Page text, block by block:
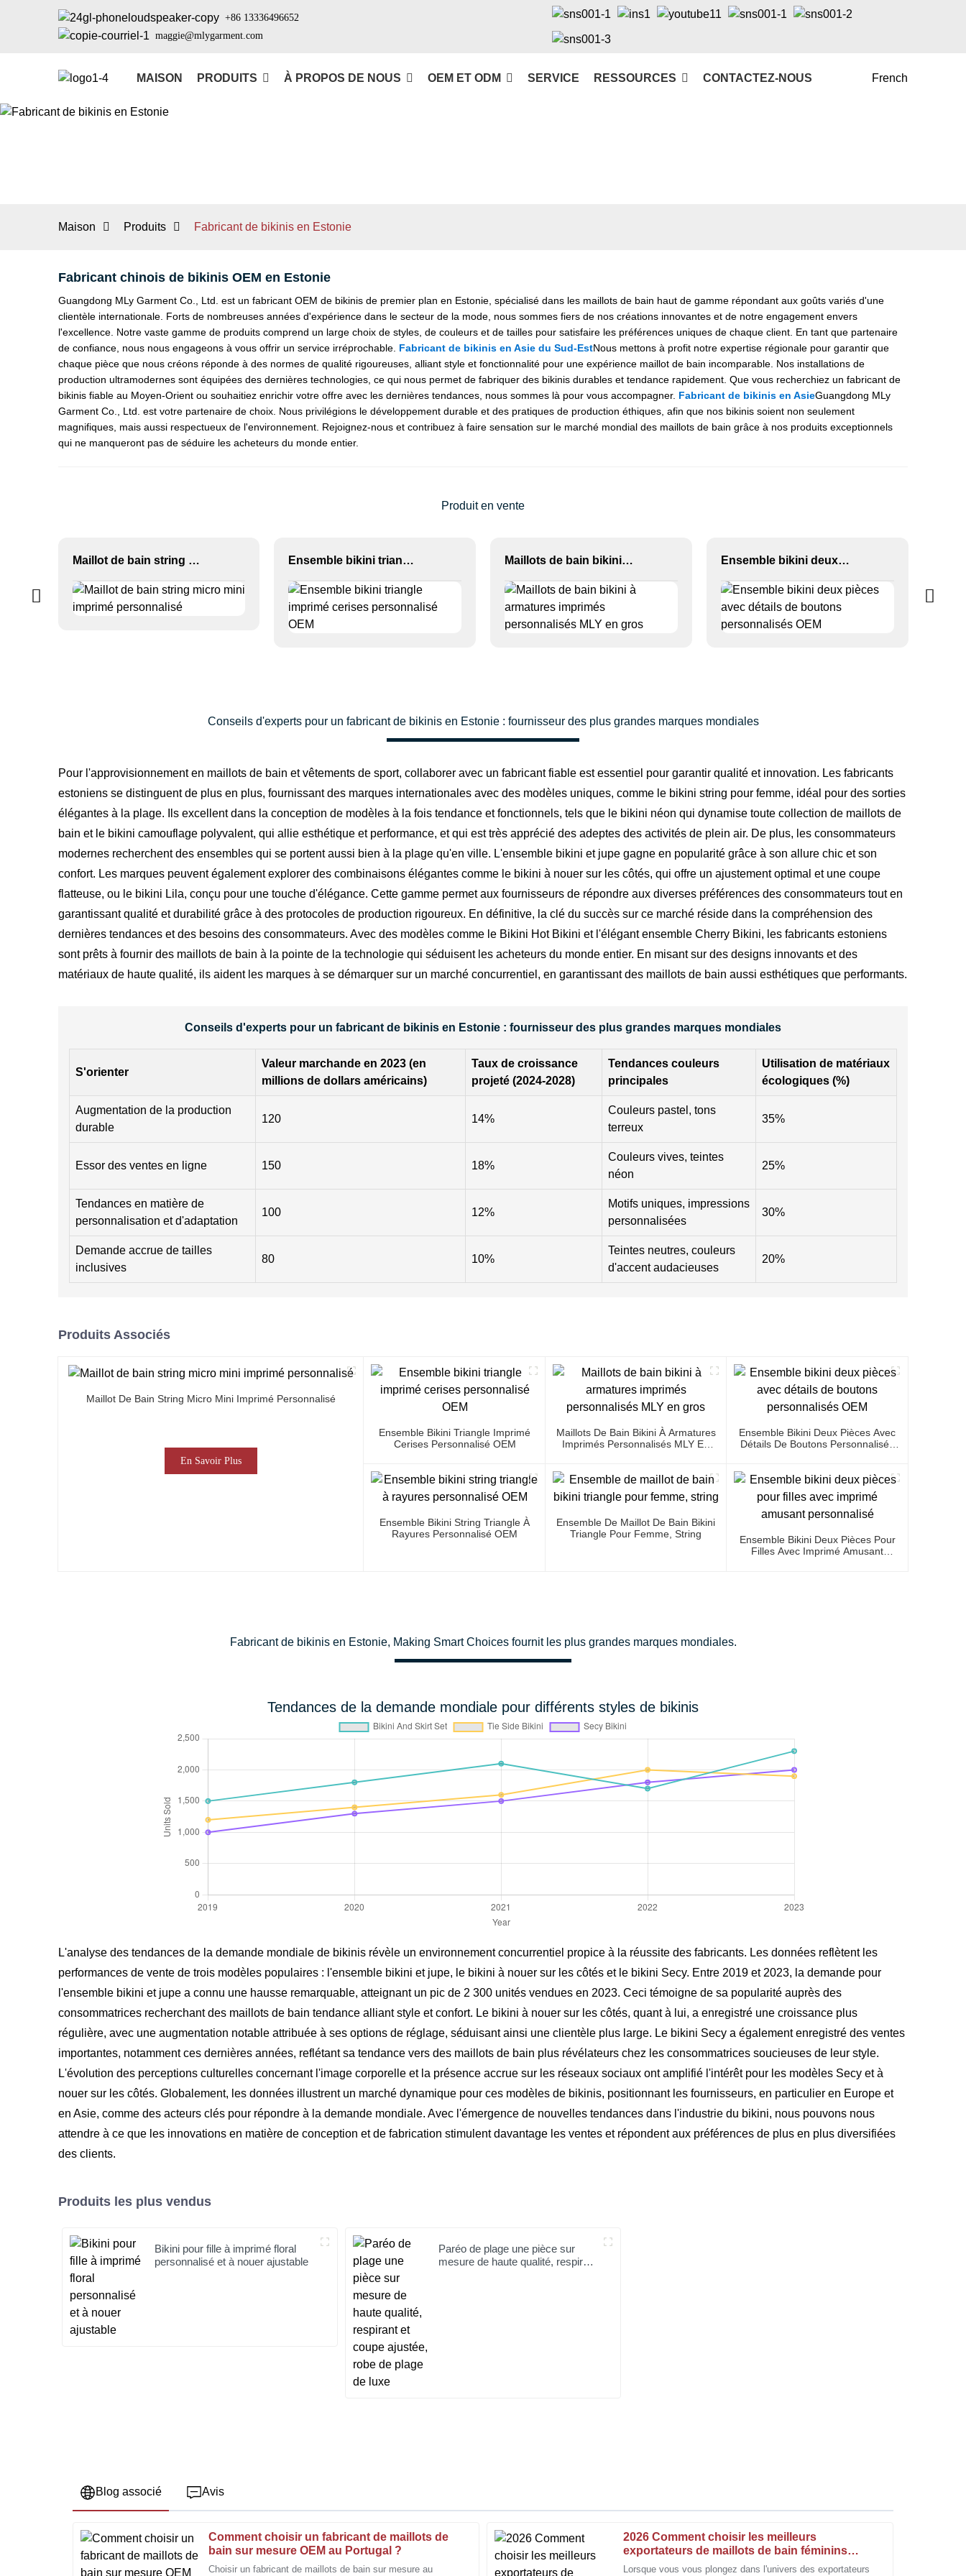
+86 13336496652
maggie@mlygarment.com
MAISON PRODUITS À PROPOS DE NOUS OEM ET ODM SERVICE RESSOURCES CONTACTEZ-NOUS French
Maison Produits Fabricant de bikinis en Estonie
Fabricant chinois de bikinis OEM en Estonie
Guangdong MLy Garment Co., Ltd. est un fabricant OEM de bikinis de premier plan en Estonie, spécialisé dans les maillots de bain haut de gamme répondant aux goûts variés d'une
clientèle internationale. Forts de nombreuses années d'expérience dans le secteur de la mode, nous sommes fiers de nos créations innovantes et de notre engagement envers
l'excellence. Notre vaste gamme de produits comprend un large choix de styles, de couleurs et de tailles pour satisfaire les préférences uniques de chaque client. En tant que partenaire
de confiance, nous nous engageons à vous offrir un service irréprochable. Fabricant de bikinis en Asie du Sud-EstNous mettons à profit notre expertise régionale pour garantir que
chaque pièce que nous créons réponde à des normes de qualité rigoureuses, alliant style et fonctionnalité pour une expérience maillot de bain incomparable. Nos installations de
production ultramodernes sont équipées des dernières technologies, ce qui nous permet de fabriquer des bikinis durables et tendance rapidement. Que vous recherchiez un fabricant de
bikinis fiable au Moyen-Orient ou souhaitiez enrichir votre offre avec les dernières tendances, nous sommes là pour vous accompagner. Fabricant de bikinis en AsieGuangdong MLy
Garment Co., Ltd. est votre partenaire de choix. Nous privilégions le développement durable et des pratiques de production éthiques, afin que nos bikinis soient non seulement
magnifiques, mais aussi respectueux de l'environnement. Rejoignez-nous et contribuez à faire sensation sur le marché mondial des maillots de bain grâce à nos produits exceptionnels
qui ne manqueront pas de séduire les acheteurs du monde entier.
Produit en vente
Maillot de bain string micro mini imprimé personnalisé Ensemble bikini triangle imprimé cerises personnalisé OEM Maillots de bain bikini à armatures imprimés personnalisés MLY en gros Ensemble bikini deux pièces avec détails de boutons personnalisés OEM
Conseils d'experts pour un fabricant de bikinis en Estonie : fournisseur des plus grandes marques mondiales
Pour l'approvisionnement en maillots de bain et vêtements de sport, collaborer avec un fabricant fiable est essentiel pour garantir qualité et innovation. Les fabricants
estoniens se distinguent de plus en plus, fournissant des marques internationales avec des modèles uniques, comme le bikini string pour femme, idéal pour des sorties
élégantes à la plage. Ils excellent dans la conception de modèles à la fois tendance et fonctionnels, tels que le bikini néon qui dynamise toute collection de maillots de
bain et le bikini camouflage polyvalent, qui allie esthétique et performance, et qui est très apprécié des adeptes des activités de plein air. De plus, les consommateurs
modernes recherchent des ensembles qui se portent aussi bien à la plage qu'en ville. L'ensemble bikini et jupe gagne en popularité grâce à son allure chic et son
confort. Les marques peuvent également explorer des combinaisons élégantes comme le bikini à nouer sur les côtés, qui offre un ajustement optimal et une coupe
flatteuse, ou le bikini Lila, conçu pour une touche d'élégance. Cette gamme permet aux fournisseurs de répondre aux diverses préférences des consommateurs tout en
garantissant qualité et durabilité grâce à des protocoles de production rigoureux. En définitive, la clé du succès sur ce marché réside dans la compréhension des
dernières tendances et des besoins des consommateurs. Avec des modèles comme le Bikini Hot Bikini et l'élégant ensemble Cherry Bikini, les fabricants estoniens
sont prêts à fournir des maillots de bain à la pointe de la technologie qui séduisent les acheteurs du monde entier. En misant sur des designs innovants et des
matériaux de haute qualité, ils aident les marques à se démarquer sur un marché concurrentiel, en garantissant des maillots de bain aussi esthétiques que performants.
Conseils d'experts pour un fabricant de bikinis en Estonie : fournisseur des plus grandes marques mondiales
S'orienter
Valeur marchande en 2023 (en
millions de dollars américains)
Taux de croissance
projeté (2024-2028)
Tendances couleurs
principales
Utilisation de matériaux
écologiques (%)
Augmentation de la production
durable
120 14%
Couleurs pastel, tons
terreux
35%
Essor des ventes en ligne 150 18%
Couleurs vives, teintes
néon
25%
Tendances en matière de
personnalisation et d'adaptation
100 12%
Motifs uniques, impressions
personnalisées
30%
Demande accrue de tailles
inclusives
80 10%
Teintes neutres, couleurs
d'accent audacieuses
20%
Produits Associés
Maillot De Bain String Micro Mini Imprimé Personnalisé
En Savoir Plus
Ensemble Bikini Triangle Imprimé
Cerises Personnalisé OEM
Maillots De Bain Bikini À Armatures
Imprimés Personnalisés MLY En
Ensemble Bikini Deux Pièces Avec
Détails De Boutons Personnalisés
Ensemble Bikini String Triangle À
Rayures Personnalisé OEM
Ensemble De Maillot De Bain Bikini
Triangle Pour Femme, String
Ensemble Bikini Deux Pièces Pour
Filles Avec Imprimé Amusant
Fabricant de bikinis en Estonie, Making Smart Choices fournit les plus grandes marques mondiales.
Tendances de la demande mondiale pour différents styles de bikinis
L'analyse des tendances de la demande mondiale de bikinis révèle un environnement concurrentiel propice à la réussite des fabricants. Les données reflètent les
performances de vente de trois modèles populaires : l'ensemble bikini et jupe, le bikini à nouer sur les côtés et le bikini Secy. Entre 2019 et 2023, la demande pour
l'ensemble bikini et jupe a connu une hausse remarquable, atteignant un pic de 2 300 unités vendues en 2023. Ceci témoigne de sa popularité auprès des
consommatrices recherchant des maillots de bain tendance alliant style et confort. Le bikini à nouer sur les côtés, quant à lui, a enregistré une croissance plus
régulière, avec une augmentation notable attribuée à ses options de réglage, séduisant ainsi une clientèle plus large. Le bikini Secy a également enregistré des ventes
importantes, notamment ces dernières années, reflétant sa tendance vers des maillots de bain plus révélateurs chez les consommatrices soucieuses de leur style.
L'évolution des perceptions culturelles concernant l'image corporelle et la présence accrue sur les réseaux sociaux ont amplifié l'intérêt pour les modèles Secy et à
nouer sur les côtés. Globalement, les données illustrent un marché dynamique pour ces modèles de bikinis, positionnant les fournisseurs, en particulier en Europe et
en Asie, comme des acteurs clés pour répondre à la demande mondiale. Avec l'émergence de nouvelles tendances dans l'industrie du bikini, nous pouvons nous
attendre à ce que les innovations en matière de conception et de fabrication stimulent davantage les ventes et répondent aux préférences de plus en plus diversifiées
des clients.
Produits les plus vendus
Bikini pour fille à imprimé floral
personnalisé et à nouer ajustable
Paréo de plage une pièce sur
mesure de haute qualité, respirant
Blog associé Avis
Comment choisir un fabricant de maillots de
bain sur mesure OEM au Portugal ?
Choisir un fabricant de maillots de bain sur mesure au
2026 Comment choisir les meilleurs
exportateurs de maillots de bain féminins
OEM/ODM ?
Lorsque vous vous plongez dans l'univers des exportateurs
J
Jessica
Scott
L
Laura
Rogers